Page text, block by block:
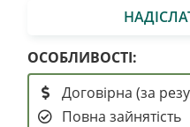
ОСОБЛИВОСТІ:
Договірна (за
Повна зайнятість